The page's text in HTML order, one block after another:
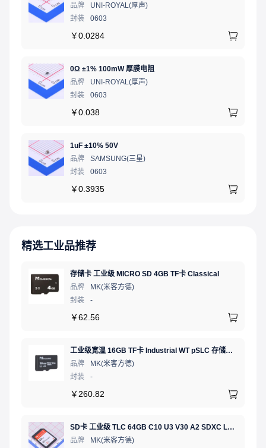
品牌
UNI-ROYAL(厚声)
封装
0603
￥0.0284
0Ω ±1% 100mW 厚膜电阻
品牌
UNI-ROYAL(厚声)
封装
0603
￥0.038
1uF ±10% 50V
品牌
SAMSUNG(三星)
封装
0603
￥0.3935
精选工业品推荐
存储卡 工业级 MICRO SD 4GB TF卡 Classical
品牌
MK(米客方德)
封装
-
￥62.56
工业级宽温 16GB TF卡 Industrial WT pSLC 存储卡 MICRO SD LDPC纠错 PE 30K 无人机、行车记录仪、安防监控适配
品牌
MK(米客方德)
封装
-
￥ 260.82
SD卡 工业级 TLC 64GB C10 U3 V30 A2 SDXC LDPC纠错 PE 3K 无人机、行车记录仪、安防监控适配
品牌
MK(米客方德)